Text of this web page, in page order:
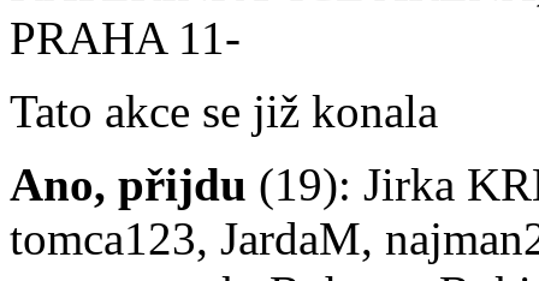
PRAHA 11-
Tato akce se již konala
Ano, přijdu (19): Jirka
tomca123, JardaM,